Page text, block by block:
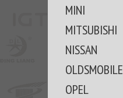
MINI
MITSUBISHI
NISSAN
OLDSMOBILE
OPEL